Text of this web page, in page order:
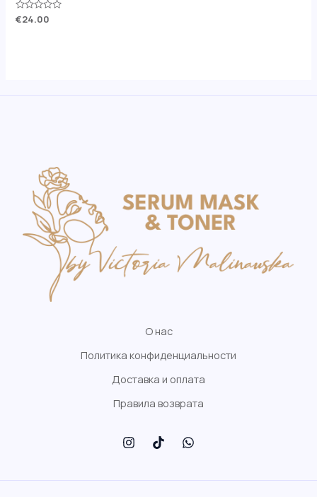
Оценка
0
€24.00
О нас
Политика конфиденциальности
Доставка и оплата
Правила возврата